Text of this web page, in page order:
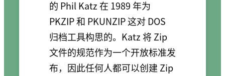
的 Phil Katz 在 1989 年为
PKZIP 和 PKUNZIP 这对 DOS
归档工具构思的。Katz 将 Zip
文件的规范作为一个开放标准发
布，因此任何人都可以创建 Zip